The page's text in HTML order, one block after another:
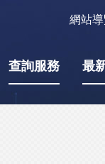
網站
查詢服務 最